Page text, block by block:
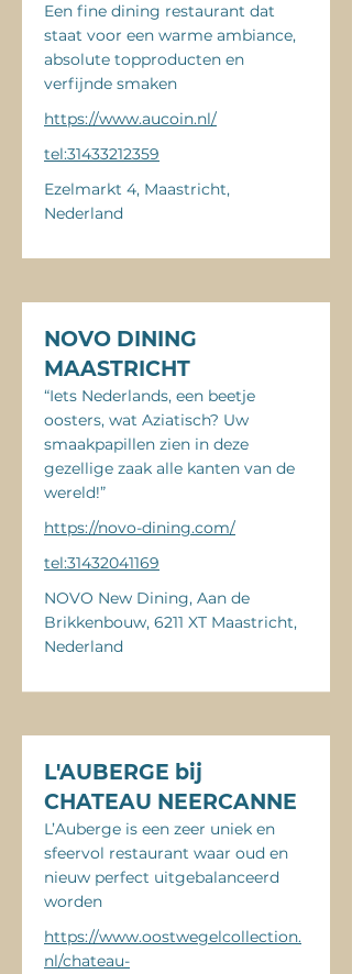
Een fine dining restaurant dat
staat voor een warme ambiance,
absolute topproducten en
verfijnde smaken
https://www.aucoin.nl/
tel:31433212359
Ezelmarkt 4, Maastricht,
Nederland
NOVO DINING
MAASTRICHT
“Iets Nederlands, een beetje
oosters, wat Aziatisch? Uw
smaakpapillen zien in deze
gezellige zaak alle kanten van de
wereld!”
https://novo-dining.com/
tel:31432041169
NOVO New Dining, Aan de
Brikkenbouw, 6211 XT Maastricht,
Nederland
L'AUBERGE bij
CHATEAU NEERCANNE
L’Auberge is een zeer uniek en
sfeervol restaurant waar oud en
nieuw perfect uitgebalanceerd
worden
https://www.oostwegelcollection.
nl/chateau-